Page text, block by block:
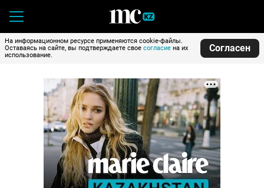
На информационном ресурсе применяются cookie-файлы.
Оставаясь на сайте, вы подтверждаете свое согласие на их
использование.
Согласен